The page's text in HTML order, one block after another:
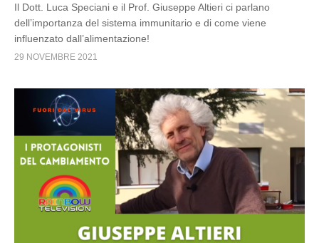
Il Dott. Luca Speciani e il Prof. Giuseppe Altieri ci parlano
dell’importanza del sistema immunitario e di come viene
influenzato dall’alimentazione!
29 NOVEMBRE 2021